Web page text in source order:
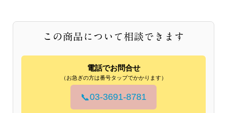
この商品について相談できます
電話でお問合せ
（お急ぎの方は番号タップでかかります）
📞03-3691-8781